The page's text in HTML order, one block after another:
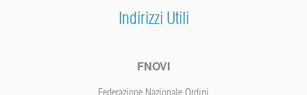
Indirizzi Utili
FNOVI